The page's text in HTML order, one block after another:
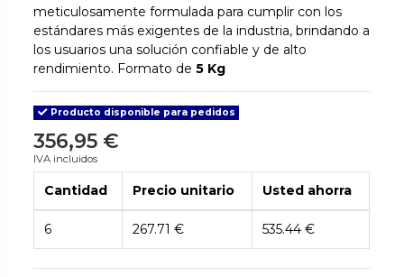
meticulosamente formulada para cumplir con los
estándares más exigentes de la industria, brindando a
los usuarios una solución confiable y de alto
rendimiento. Formato de 5 Kg
Producto disponible para pedidos
356,95 €
IVA incluidos
Cantidad Precio unitario Usted ahorra
6 267.71 € 535.44 €